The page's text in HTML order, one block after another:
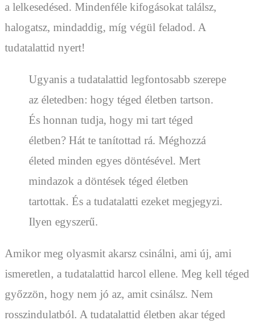
a lelkesedésed. Mindenféle kifogásokat találsz,
halogatsz, mindaddig, míg végül feladod. A
tudatalattid nyert!
Ugyanis a tudatalattid legfontosabb szerepe
az életedben: hogy téged életben tartson.
És honnan tudja, hogy mi tart téged
életben? Hát te tanítottad rá. Méghozzá
életed minden egyes döntésével. Mert
mindazok a döntések téged életben
tartottak. És a tudatalatti ezeket megjegyzi.
Ilyen egyszerű.
Amikor meg olyasmit akarsz csinálni, ami új, ami
ismeretlen, a tudatalattid harcol ellene. Meg kell téged
győzzön, hogy nem jó az, amit csinálsz. Nem
rosszindulatból. A tudatalattid életben akar téged